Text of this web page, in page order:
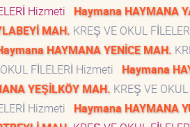
Hizmeti Haymana HAYMANA
MAH. KREŞ VE OKUL
HAYMANA YENİCE MAH.
FİLELERİ Hizmeti Haymana
YEŞİLKÖY MAH. KREŞ VE
Hizmeti Haymana HAYMANA